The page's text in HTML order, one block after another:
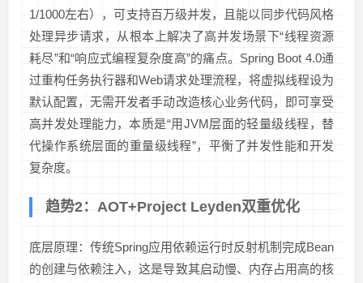
1/1000左右），可支持百万级并发，且能以同步代码风格
处理异步请求，从根本上解决了高并发场景下“线程资源
耗尽”和“响应式编程复杂度高”的痛点。Spring Boot 4.0通
过重构任务执行器和Web请求处理流程，将虚拟线程设为
默认配置，无需开发者手动改造核心业务代码，即可享受
高并发处理能力，本质是“用JVM层面的轻量级线程，替
代操作系统层面的重量级线程”，平衡了并发性能和开发
复杂度。
趋势2：AOT+Project Leyden双重优化
底层原理：传统Spring应用依赖运行时反射机制完成Bean
的创建与依赖注入，这是导致其启动慢、内存占用高的核